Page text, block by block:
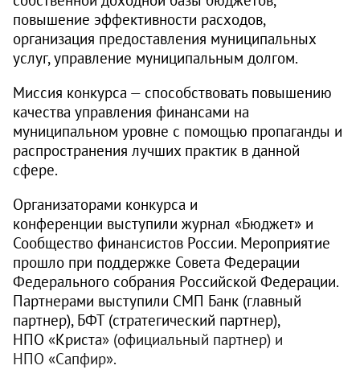
повышение эффективности расходов,
организация предоставления муниципальных
услуг, управление муниципальным долгом.
Миссия конкурса — способствовать повышению
качества управления финансами на
муниципальном уровне с помощью пропаганды и
распространения лучших практик в данной
сфере.
Организаторами конкурса и
конференции выступили журнал «Бюджет» и
Сообщество финансистов России. Мероприятие
прошло при поддержке Совета Федерации
Федерального собрания Российской Федерации.
Партнерами выступили СМП Банк (главный
партнер), БФТ (стратегический партнер),
НПО «Криста» (официальный партнер) и
НПО «Сапфир».